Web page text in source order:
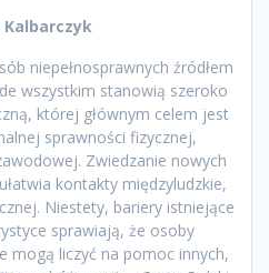
Kalbarczyk
niepełnosprawnych źródłem
wszystkim stanowią szeroko
której głównym celem jest
sprawności fizycznej,
Zwiedzanie nowych
kontakty międzyludzkie,
Niestety, bariery istniejące
sprawiają, że osoby
mogą liczyć na pomoc innych,